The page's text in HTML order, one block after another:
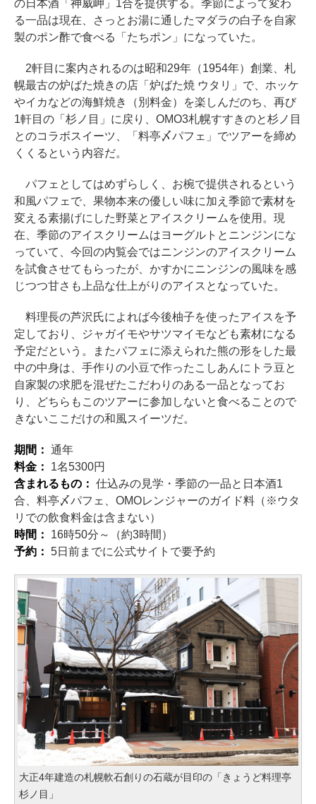
の日本酒「神威岬」1合を提供する。季節によって変わ
る一品は現在、さっとお湯に通したマダラの白子を自家
製のポン酢で食べる「たちポン」になっていた。
2軒目に案内されるのは昭和29年（1954年）創業、札
幌最古の炉ばた焼きの店「炉ばた焼 ウタリ」で、ホッケ
やイカなどの海鮮焼き（別料金）を楽しんだのち、再び
1軒目の「杉ノ目」に戻り、OMO3札幌すすきのと杉ノ目
とのコラボスイーツ、「料亭〆パフェ」でツアーを締め
くくるという内容だ。
パフェとしてはめずらしく、お椀で提供されるという
和風パフェで、果物本来の優しい味に加え季節で素材を
変える素揚げにした野菜とアイスクリームを使用。現
在、季節のアイスクリームはヨーグルトとニンジンにな
っていて、今回の内覧会ではニンジンのアイスクリーム
を試食させてもらったが、かすかにニンジンの風味を感
じつつ甘さも上品な仕上がりのアイスとなっていた。
料理長の芦沢氏によれば今後柚子を使ったアイスを予
定しており、ジャガイモやサツマイモなども素材になる
予定だという。またパフェに添えられた熊の形をした最
中の中身は、手作りの小豆で作ったこしあんにトラ豆と
自家製の求肥を混ぜたこだわりのある一品となってお
り、どちらもこのツアーに参加しないと食べることので
きないここだけの和風スイーツだ。
期間： 通年
料金： 1名5300円
含まれるもの： 仕込みの見学・季節の一品と日本酒1
合、料亭〆パフェ、OMOレンジャーのガイド料（※ウタ
リでの飲食料金は含まない）
時間： 16時50分～（約3時間）
予約： 5日前までに公式サイトで要予約
大正4年建造の札幌軟石創りの石蔵が目印の「きょうど料理亭
杉ノ目」